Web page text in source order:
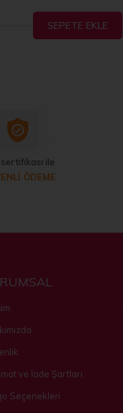
SEPETE EKLE
ile
ÖDEME
ve İade Şartları
Seçenekleri